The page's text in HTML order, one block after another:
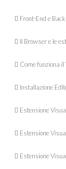
 Front-End e
 Il Browser e le
 Come funziona il
 Installazione
 Estensione
 Estensione
 Estensione